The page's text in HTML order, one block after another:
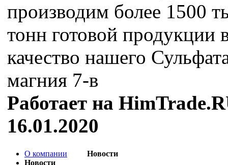
производим более 1500
тонн готовой продукции
качество нашего
магния 7-в
Работает на
16.01.2020
О компании
Новости
Новости